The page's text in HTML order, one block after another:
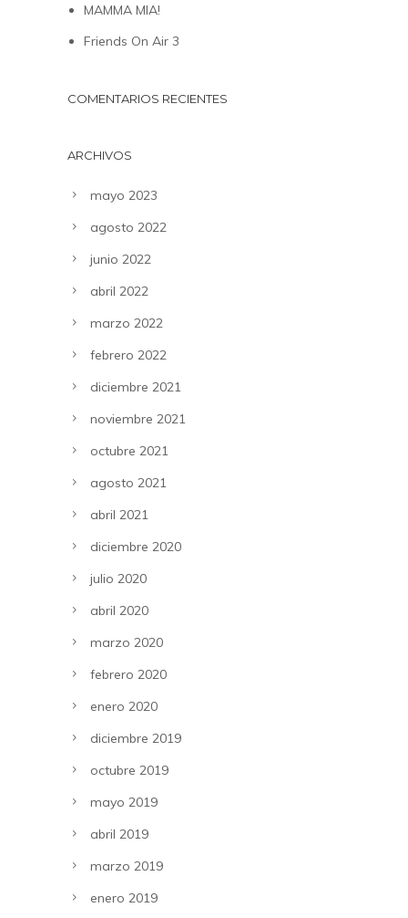
MAMMA MIA!
Friends On Air 3
COMENTARIOS RECIENTES
ARCHIVOS
mayo 2023
agosto 2022
junio 2022
abril 2022
marzo 2022
febrero 2022
diciembre 2021
noviembre 2021
octubre 2021
agosto 2021
abril 2021
diciembre 2020
julio 2020
abril 2020
marzo 2020
febrero 2020
enero 2020
diciembre 2019
octubre 2019
mayo 2019
abril 2019
marzo 2019
enero 2019